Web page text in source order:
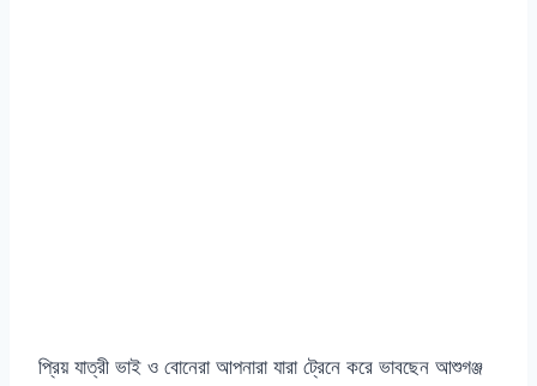
প্রিয় যাত্রী ভাই ও বোনেরা আপনারা যারা ট্রেনে করে ভাবছেন আশুগঞ্জ